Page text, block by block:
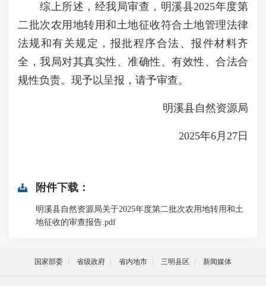
综上所述，经我局审查，明溪县2025年度第
二批次农用地转用和土地征收符合土地管理法律
法规和有关规定，报批程序合法、报件材料齐
全，我局对其真实性、准确性、有效性、合法合
规性负责。现予以呈报，请予审查。
明溪县自然资源局
2025年6月27日
附件下载：
明溪县自然资源局关于2025年度第二批次农用地转用和土
地征收的审查报告.pdf
国家部委 省级政府 省内地市 三明县区 新闻媒体